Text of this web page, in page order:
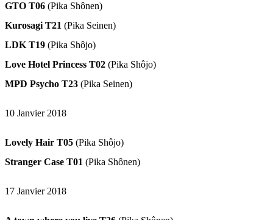
GTO T06 (Pika Shônen)
Kurosagi T21 (Pika Seinen)
LDK T19 (Pika Shôjo)
Love Hotel Princess T02 (Pika Shôjo)
MPD Psycho T23 (Pika Seinen)
10 Janvier 2018
Lovely Hair T05 (Pika Shôjo)
Stranger Case T01 (Pika Shônen)
17 Janvier 2018